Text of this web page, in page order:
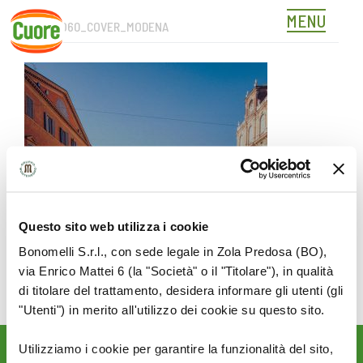
Questo sito web utilizza i cookie
Bonomelli S.r.l., con sede legale in Zola Predosa (BO),
via Enrico Mattei 6 (la "Società" o il "Titolare"), in qualità
di titolare del trattamento, desidera informare gli utenti (gli
"Utenti") in merito all'utilizzo dei cookie su questo sito.
Utilizziamo i cookie per garantire la funzionalità del sito,
Skip
content
MENU
OC-SITO60_COVER_MODENA